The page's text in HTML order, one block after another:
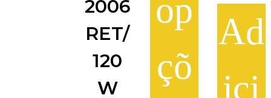
2006
RET/
120
W
op
çõ
Ad
ici